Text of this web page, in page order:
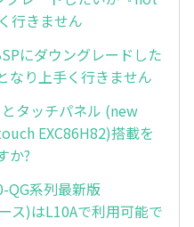
行きません
にダウングレードした
り上手く行きません
タッチパネル (new
EXC86H82)搭載を
か?
QG系列最新版
ス)はL10Aで利用可能で